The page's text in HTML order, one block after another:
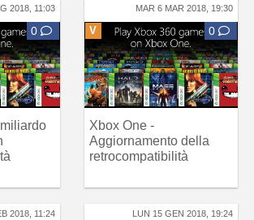
2018, 11:03
0
MAR 6 MAR 2018, 19:30
V 0
Xbox One -
Aggiornamento della
retrocompatibilità
2018, 11:24 LUN 15 GEN 2018, 19:24